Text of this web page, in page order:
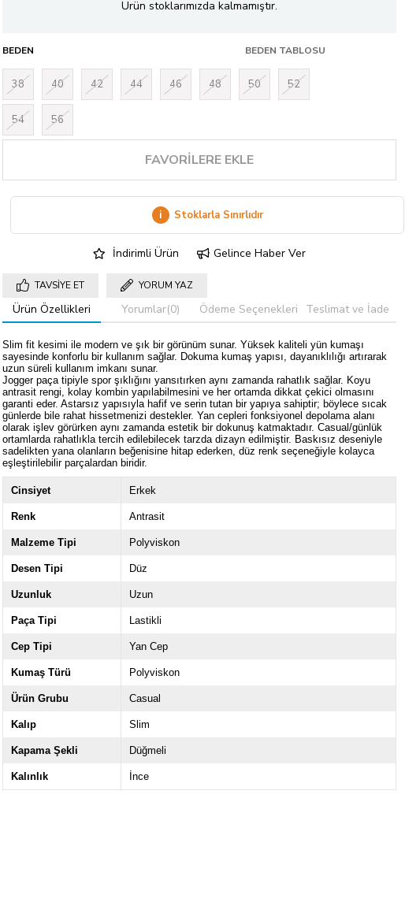
Ürün stoklarımızda kalmamıştır.
BEDEN BEDEN TABLOSU
38 40 42 44 46 48 50 52
54 56
FAVORILERE EKLE
i Stoklarla Sınırlıdır
İndirimli Ürün Gelince Haber Ver
TAVSIYE ET YORUM YAZ
Ürün Özellikleri Yorumlar(0) Ödeme Seçenekleri Teslimat ve İade
Slim fit kesimi ile modern ve şık bir görünüm sunar. Yüksek kaliteli yün kumaşı
sayesinde konforlu bir kullanım sağlar. Dokuma kumaş yapısı, dayanıklılığı artırarak
uzun süreli kullanım imkanı sunar.
Jogger paça tipiyle spor şıklığını yansıtırken aynı zamanda rahatlık sağlar. Koyu
antrasit rengi, kolay kombin yapılabilmesini ve her ortamda dikkat çekici olmasını
garanti eder. Astarsız yapısıyla hafif ve serin tutan bir yapıya sahiptir; böylece sıcak
günlerde bile rahat hissetmenizi destekler. Yan cepleri fonksiyonel depolama alanı
olarak işlev görürken aynı zamanda estetik bir dokunuş katmaktadır. Casual/günlük
ortamlarda rahatlıkla tercih edilebilecek tarzda dizayn edilmiştir. Baskısız deseniyle
sadelikten yana olanların beğenisine hitap ederken, düz renk seçeneğiyle kolayca
eşleştirilebilir parçalardan biridir.
Cinsiyet Erkek
Renk Antrasit
Malzeme Tipi Polyviskon
Desen Tipi Düz
Uzunluk Uzun
Paça Tipi Lastikli
Cep Tipi Yan Cep
Kumaş Türü Polyviskon
Ürün Grubu Casual
Kalıp Slim
Kapama Şekli Düğmeli
Kalınlık İnce